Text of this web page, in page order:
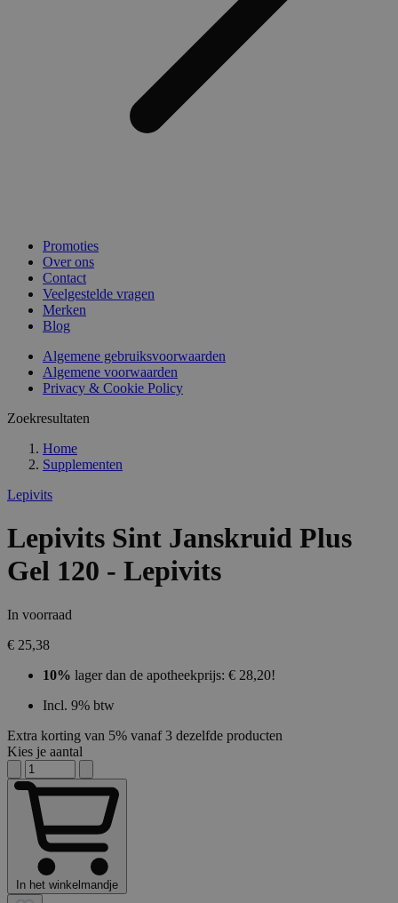
Promoties
Over ons
Contact
Veelgestelde vragen
Merken
Blog
Algemene gebruiksvoorwaarden
Algemene voorwaarden
Privacy & Cookie Policy
Zoekresultaten
Home
Supplementen
Lepivits
Lepivits Sint Janskruid Plus
Gel 120 - Lepivits
In voorraad
€ 25,38
10% lager dan de apotheekprijs: € 28,20!
Incl. 9% btw
Extra korting van 5% vanaf 3 dezelfde producten
Kies je aantal
In het winkelmandje